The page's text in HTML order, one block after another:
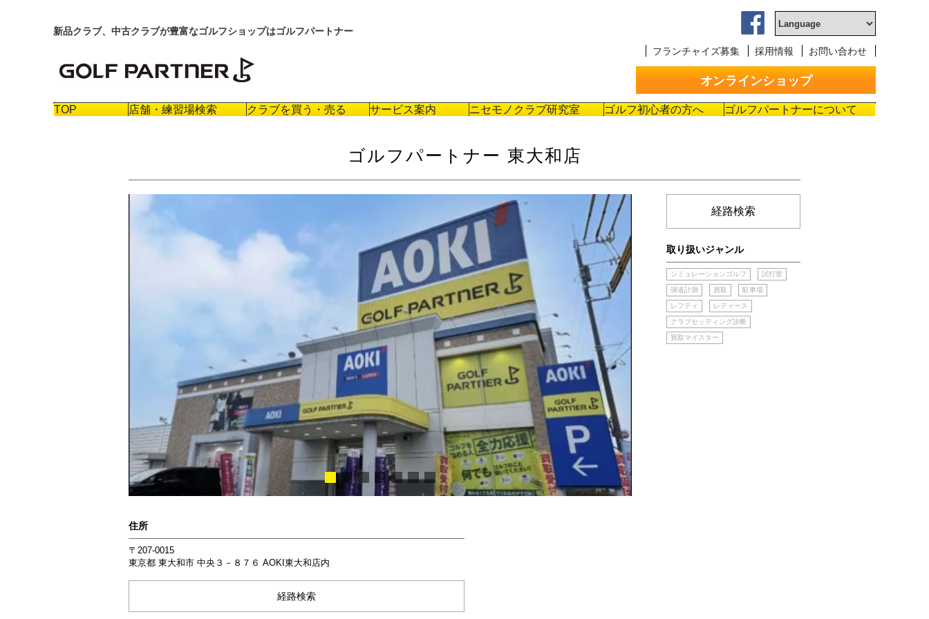
新品クラブ、中古クラブが豊富なゴルフショップはゴルフパートナー
フランチャイズ募集
採用情報 お問い合わせ
オンラインショップ
TOP 店舗・練習場検索 クラブを買う・売る サービス案内 ニセモノクラブ研究室 ゴルフ初心者の方へ ゴルフパートナーについて
ゴルフパートナー 東大和店
経路検索
取り扱いジャンル
シミュレーションゴルフ 試打室
弾道計測 買取 駐車場
レフティ レディース
クラブセッティング診断
買取マイスター
住所
〒207-0015
東京都 東大和市 中央３－８７６ AOKI東大和店内
経路検索